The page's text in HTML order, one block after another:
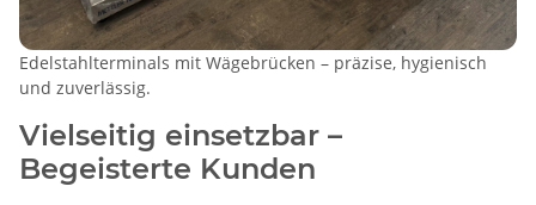
Edelstahlterminals mit Wägebrücken – präzise, hygienisch
und zuverlässig.
Vielseitig einsetzbar –
Begeisterte Kunden